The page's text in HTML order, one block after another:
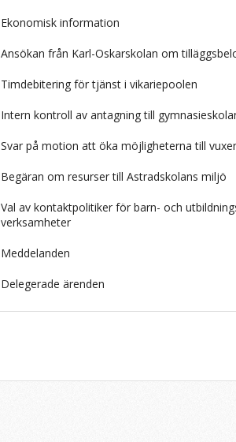
Ekonomisk information
Ansökan från Karl-Oskarskolan om
Timdebitering för tjänst i vikariepoolen
Intern kontroll av antagning till
Svar på motion att öka möjligheterna till
Begäran om resurser till Astradskolans miljö
Val av kontaktpolitiker för barn- och
verksamheter
Meddelanden
Delegerade ärenden